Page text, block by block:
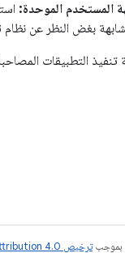
المستخدم الموحدة:
بغض النظر عن
التطبيقات
بموجبترخيص Creative Commons Attribution 4.0‏